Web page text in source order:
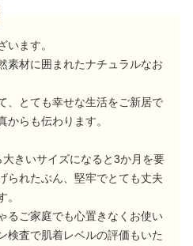
います。
材に囲まれたナチュラルなお
、とても幸せな生活をご新居で
からも伝わります。
きいサイズになると3か月を要
られたぶん、堅牢でとても丈夫
。
るご家庭でも心置きなくお使い
検査で肌着レベルの評価もいた